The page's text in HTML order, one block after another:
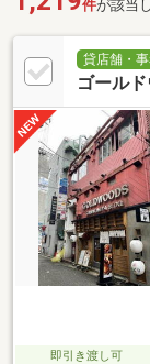
件が該当
貸店舗・
ゴール
即引き渡し可